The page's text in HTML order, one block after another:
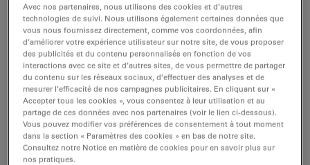
Plate-forme
de
microscope
DM4 B DM6 B
Affichage/
Écran tactile
L'affichage
présente
immédiatement
tous les
réglages du
Smart Touch
commande le
microscope de
façon pratique et
Avec nos partenaires, nous utilisons des cookies et d’autres
technologies de suivi. Nous utilisons également certaines données que
vous nous fournissez directement, comme vos coordonnées, afin
d’améliorer votre expérience utilisateur sur notre site, de vous proposer
des publicités et du contenu personnalisés en fonction de vos
interactions avec ce site et d’autres sites, de vous permettre de partager
du contenu sur les réseaux sociaux, d’effectuer des analyses et de
mesurer l’efficacité de nos campagnes publicitaires. En cliquant sur «
Accepter tous les cookies », vous consentez à leur utilisation et au
partage de ces données avec nos partenaires (voir le lien ci-dessous).
Vous pouvez modifier vos préférences de consentement à tout moment
dans la section « Paramètres des cookies » en bas de notre site.
Consultez notre Notice en matière de cookies pour en savoir plus sur
nos pratiques.